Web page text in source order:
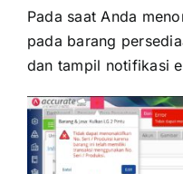
Pada saat Anda
pada barang
dan tampil notifikasi